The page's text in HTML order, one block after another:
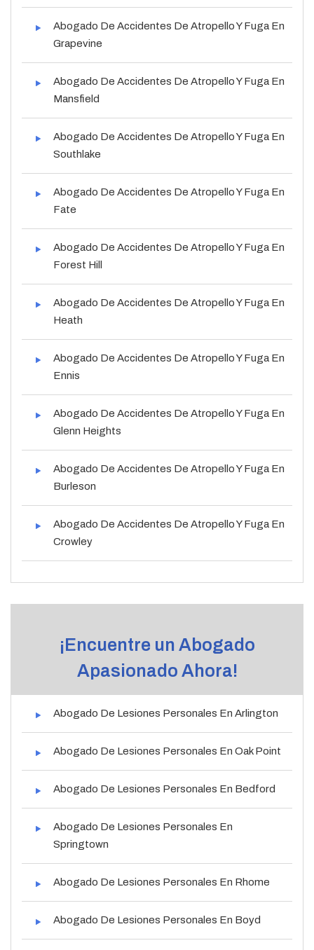
Abogado De Accidentes De Atropello Y Fuga En
Grapevine
Abogado De Accidentes De Atropello Y Fuga En
Mansfield
Abogado De Accidentes De Atropello Y Fuga En
Southlake
Abogado De Accidentes De Atropello Y Fuga En
Fate
Abogado De Accidentes De Atropello Y Fuga En
Forest Hill
Abogado De Accidentes De Atropello Y Fuga En
Heath
Abogado De Accidentes De Atropello Y Fuga En
Ennis
Abogado De Accidentes De Atropello Y Fuga En
Glenn Heights
Abogado De Accidentes De Atropello Y Fuga En
Burleson
Abogado De Accidentes De Atropello Y Fuga En
Crowley
¡Encuentre un Abogado
Apasionado Ahora!
Abogado De Lesiones Personales En Arlington
Abogado De Lesiones Personales En Oak Point
Abogado De Lesiones Personales En Bedford
Abogado De Lesiones Personales En
Springtown
Abogado De Lesiones Personales En Rhome
Abogado De Lesiones Personales En Boyd